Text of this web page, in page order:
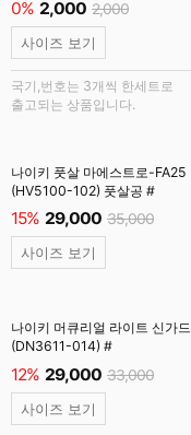
0% 2,000 2,000
사이즈 보기
국기,번호는 3개씩 한세트로
출고되는 상품입니다.
나이키 풋살 마에스트로-FA25
(HV5100-102) 풋살공 #
15% 29,000 35,000
사이즈 보기
나이키 머큐리얼 라이트 신가드
(DN3611-014) #
12% 29,000 33,000
사이즈 보기